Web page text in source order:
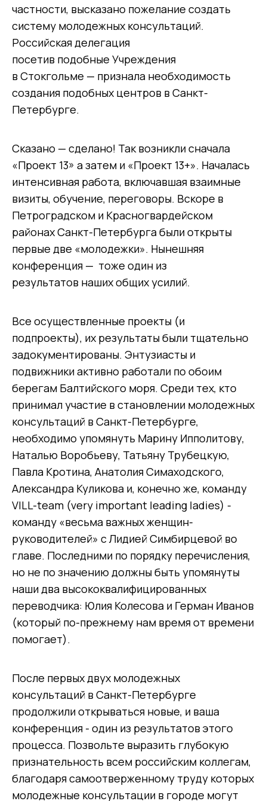
частности, высказано пожелание создать
систему молодежных консультаций.
Российская делегация
посетив подобные Учреждения
в Стокгольме — признала необходимость
создания подобных центров в Санкт-
Петербурге.
Сказано — сделано! Так возникли сначала
«Проект 13» а затем и «Проект 13+». Началась
интенсивная работа, включавшая взаимные
визиты, обучение, переговоры. Вскоре в
Петроградском и Красногвардейском
районах Санкт-Петербурга были открыты
первые две «молодежки». Нынешняя
конференция — тоже один из
результатов наших общих усилий.
Все осуществленные проекты (и
подпроекты), их результаты были тщательно
задокументированы. Энтузиасты и
подвижники активно работали по обоим
берегам Балтийского моря. Среди тех, кто
принимал участие в становлении молодежных
консультаций в Санкт-Петербурге,
необходимо упомянуть Марину Ипполитову,
Наталью Воробьеву, Татьяну Трубецкую,
Павла Кротина, Анатолия Симаходского,
Александра Куликова и, конечно же, команду
VILL-team (very important leading ladies) -
команду «весьма важных женщин-
руководителей» с Лидией Симбирцевой во
главе. Последними по порядку перечисления,
но не по значению должны быть упомянуты
наши два высококвалифицированных
переводчика: Юлия Колесова и Герман Иванов
(который по-прежнему нам время от времени
помогает).
После первых двух молодежных
консультаций в Санкт-Петербурге
продолжили открываться новые, и ваша
конференция - один из результатов этого
процесса. Позвольте выразить глубокую
признательность всем российским коллегам,
благодаря самоотверженному труду которых
молодежные консультации в городе могут